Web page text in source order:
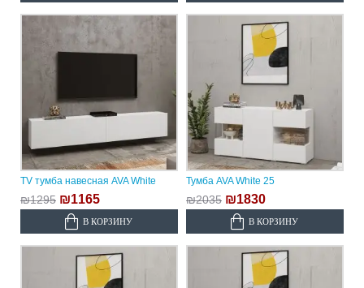
TV тумба навесная AVA White
₪1295 ₪1165
В КОРЗИНУ
Тумба AVA White 25
₪2035 ₪1830
В КОРЗИНУ